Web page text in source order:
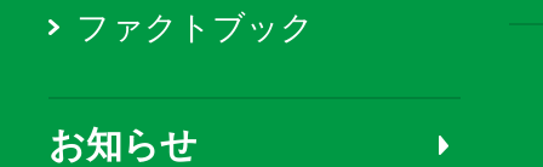
ファクトブック
お知らせ